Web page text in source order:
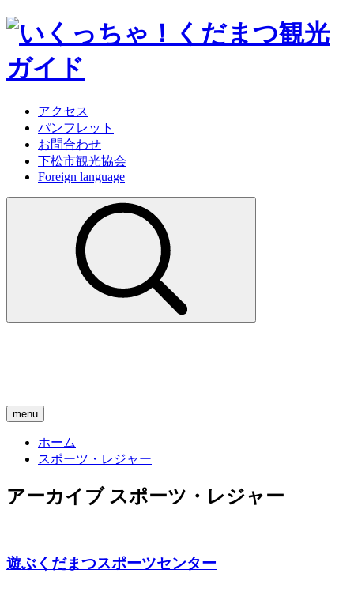
アクセス
パンフレット
お問合わせ
下松市観光協会
Foreign language
menu
ホーム
スポーツ・レジャー
アーカイブ スポーツ・レジャー
遊ぶ くだまつスポーツセンター